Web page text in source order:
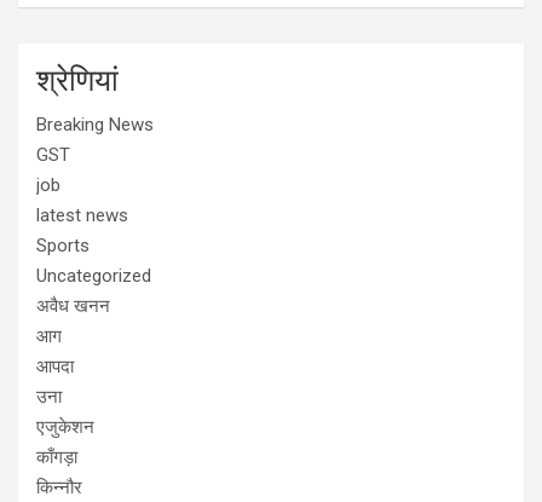
श्रेणियां
Breaking News
GST
job
latest news
Sports
Uncategorized
अवैध खनन
आग
आपदा
उना
एजुकेशन
काँगड़ा
किन्नौर